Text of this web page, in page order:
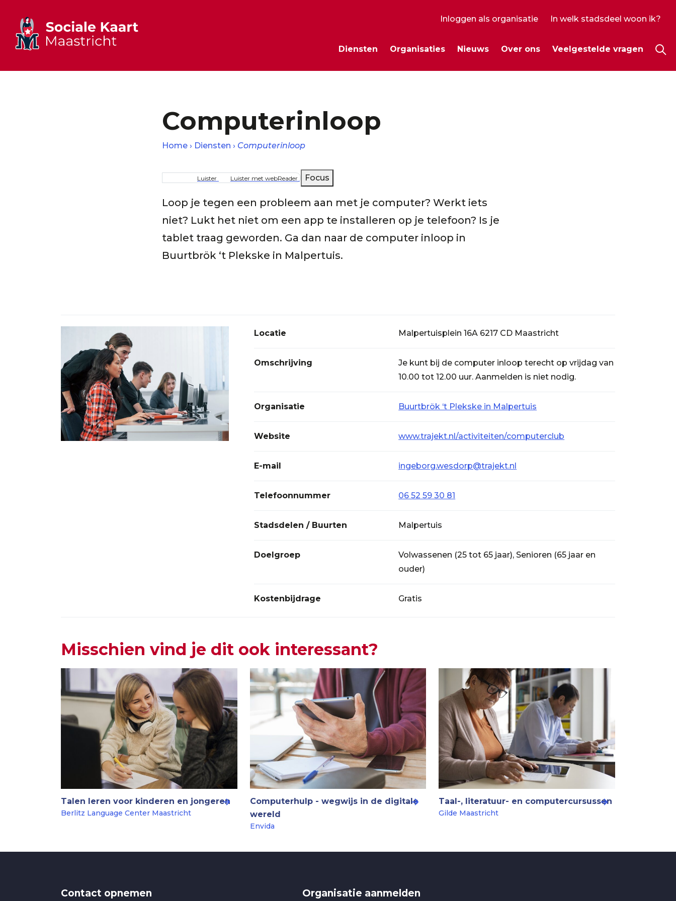
Secundair
Inloggen als organisatie In welk stadsdeel woon ik?
Diensten Organisaties Nieuws Over ons Veelgestelde vragen
Computerinloop
Kruimelpad
Home Diensten Computerinloop
Luister Luister met webReader Focus
Loop je tegen een probleem aan met je computer? Werkt iets
niet? Lukt het niet om een app te installeren op je telefoon? Is je
tablet traag geworden. Ga dan naar de computer inloop in
Buurtbrök ‘t Plekske in Malpertuis.
Locatie Malpertuisplein 16A 6217 CD Maastricht
Omschrijving
Je kunt bij de computer inloop terecht op vrijdag van
10.00 tot 12.00 uur. Aanmelden is niet nodig.
Organisatie Buurtbrök ‘t Plekske in Malpertuis
Website www.trajekt.nl/activiteiten/computerclub
E-mail ingeborg.wesdorp@trajekt.nl
Telefoonnummer 06 52 59 30 81
Stadsdelen / Buurten Malpertuis
Doelgroep
Volwassenen (25 tot 65 jaar), Senioren (65 jaar en
ouder)
Kostenbijdrage Gratis
Misschien vind je dit ook interessant?
Talen leren voor kinderen en jongeren
Berlitz Language Center Maastricht
Computerhulp - wegwijs in de digitale
wereld
Envida
Taal-, literatuur- en computercursussen
Gilde Maastricht
Contact opnemen Organisatie aanmelden